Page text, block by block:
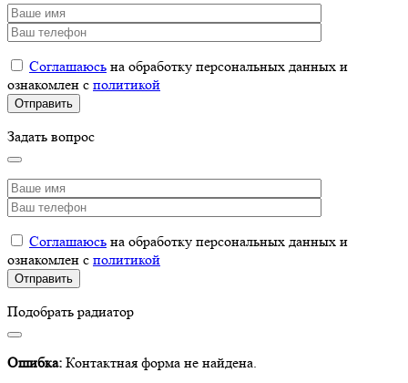
Соглашаюсь на обработку персональных данных и
ознакомлен с политикой
Задать вопрос
Соглашаюсь на обработку персональных данных и
ознакомлен с политикой
Подобрать радиатор
Ошибка: Контактная форма не найдена.